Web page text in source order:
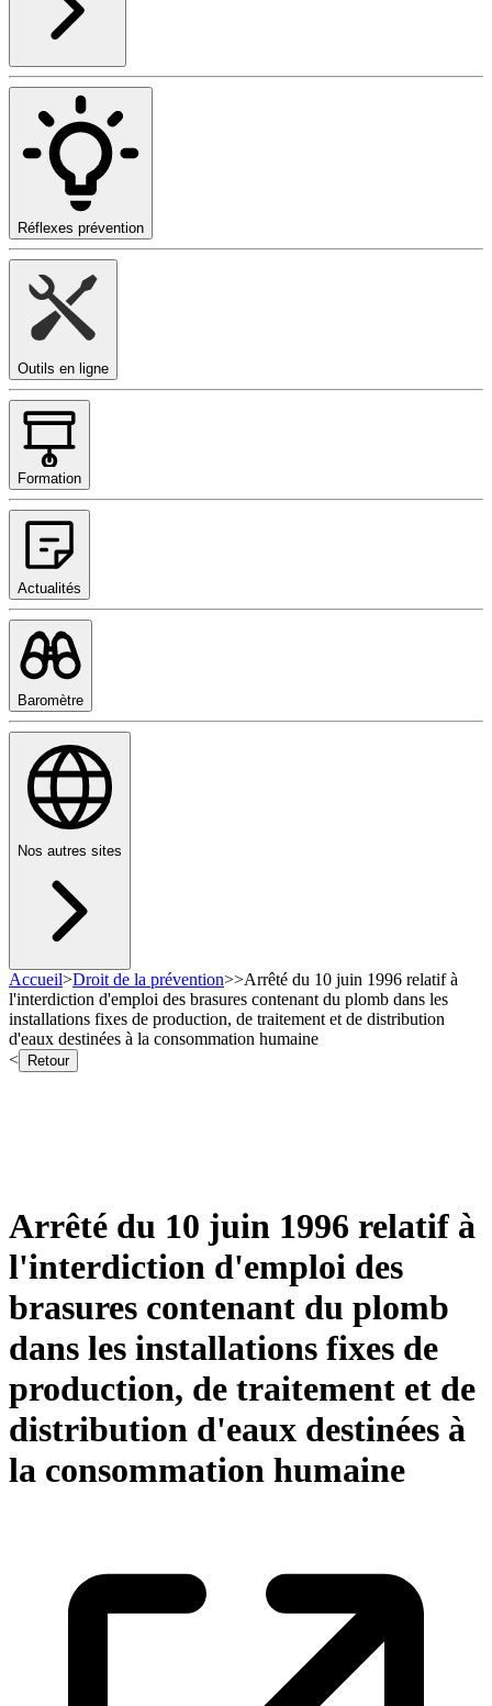
Réflexes prévention
Outils en ligne
Formation
Actualités
Baromètre
Nos autres sites
Accueil>Droit de la prévention>>Arrêté du 10 juin 1996 relatif à
l'interdiction d'emploi des brasures contenant du plomb dans les
installations fixes de production, de traitement et de distribution
d'eaux destinées à la consommation humaine
<
Retour
Arrêté du 10 juin 1996 relatif à
l'interdiction d'emploi des
brasures contenant du plomb
dans les installations fixes de
production, de traitement et de
distribution d'eaux destinées à
la consommation humaine